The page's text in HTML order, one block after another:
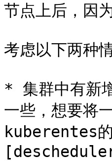
节点上后，因
考虑以下两种
* 集群中有新
一些，想要将
kuberentes